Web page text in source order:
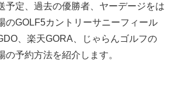
予定、過去の優勝者、ヤーデージをは
のGOLF5カントリーサニーフィール
、楽天GORA、じゃらんゴルフの
の予約方法を紹介します。